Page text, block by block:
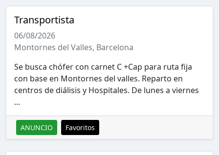
Transportista
06/08/2026
Montornes del Valles, Barcelona
Se busca chófer con carnet C +Cap para ruta fija
con base en Montornes del valles. Reparto en
centros de diálisis y Hospitales. De lunes a viernes
...
ANUNCIO Favoritos